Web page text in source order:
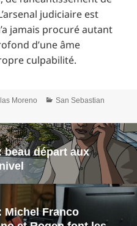
judiciaire est
jamais procuré autant
d’une âme
culpabilité.
Moreno Catégories
San Sebastian
beau départ aux
Michel Franco